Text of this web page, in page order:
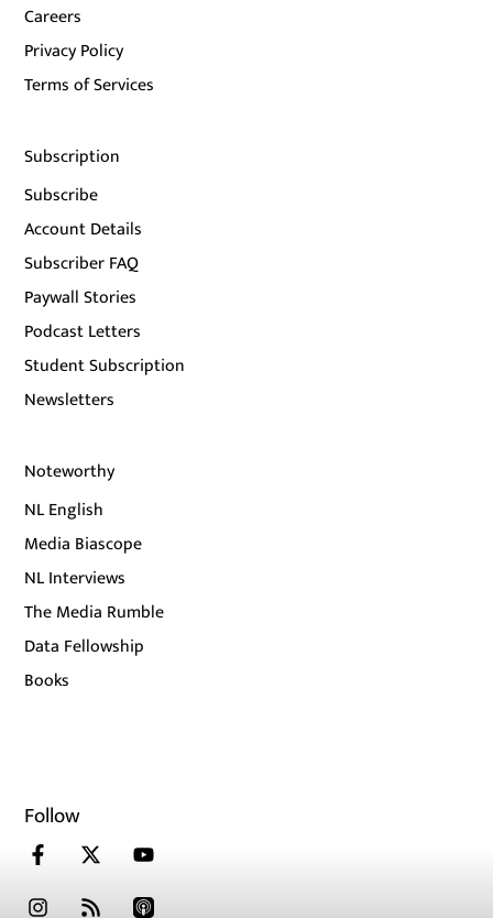
Careers
Privacy Policy
Terms of Services
Subscription
Subscribe
Account Details
Subscriber FAQ
Paywall Stories
Podcast Letters
Student Subscription
Newsletters
Noteworthy
NL English
Media Biascope
NL Interviews
The Media Rumble
Data Fellowship
Books
Follow